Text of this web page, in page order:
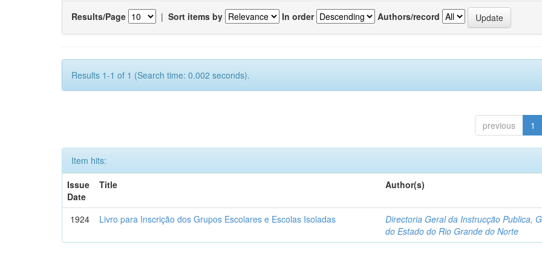
Results/Page | Sort items by In order Authors/record
Results 1-1 of 1 (Search time: 0.002 seconds).
previous 1
Item hits:
Issue
Date
Title Author(s)
1924 Livro para Inscrição dos Grupos Escolares e Escolas Isoladas
Directoria Geral da Instrucção Publica,
do Estado do Rio Grande do Norte